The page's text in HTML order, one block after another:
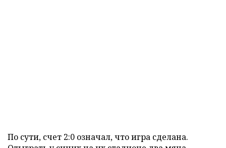
По сути, счет 2:0 означал, что игра сделана.